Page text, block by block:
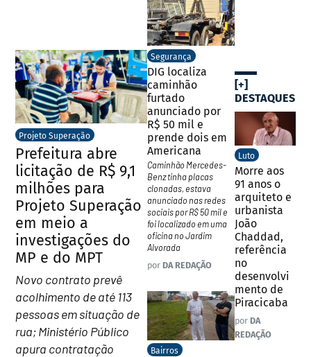
Projeto Superação
Prefeitura abre
licitação de R$ 9,1
milhões para
Projeto Superação
em meio a
investigações do
MP e do MPT
Novo contrato prevê
acolhimento de até 113
pessoas em situação de
rua; Ministério Público
apura contratação
Segurança
DIG localiza
caminhão
furtado
anunciado por
R$ 50 mil e
prende dois em
Americana
Caminhão Mercedes-
Benz tinha placas
clonadas, estava
anunciado nas redes
sociais por R$ 50 mil e
foi localizado em uma
oficina no Jardim
Alvorada
por DA REDAÇÃO
Bairros
[+]
DESTAQUES
Luto
Morre aos
91 anos o
arquiteto e
urbanista
João
Chaddad,
referência
no
desenvolvi
mento de
Piracicaba
por DA
REDAÇÃO